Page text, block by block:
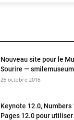
Nouveau site pour le
Sourire —
26 octobre 2016
Keynote 12.0, Numbers
Pages 12.0 pour utiliser